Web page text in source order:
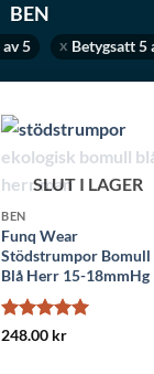
BEN
5 Betygsatt 5
SLUT I LAGER
BEN
Funq Wear
Stödstrumpor Bomull
Blå Herr 15-18mmHg
Betygsatt
248.00 kr